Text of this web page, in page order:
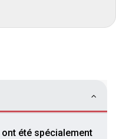
ont été spécialement